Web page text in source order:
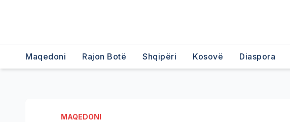
Maqedoni Rajon Botë Shqipëri Kosovë Diaspora
MAQEDONI